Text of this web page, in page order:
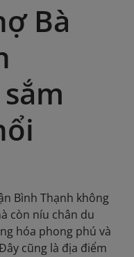
Bà
Bình Thạnh không
còn níu chân du
hóa phong phú và
cũng là địa điểm